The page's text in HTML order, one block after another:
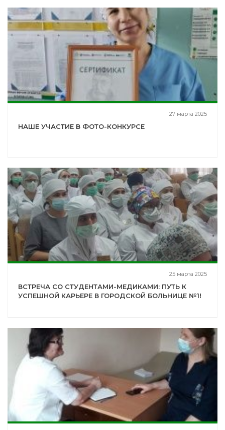
27 марта 2025
НАШЕ УЧАСТИЕ В ФОТО-КОНКУРСЕ
25 марта 2025
ВСТРЕЧА СО СТУДЕНТАМИ-МЕДИКАМИ: ПУТЬ К
УСПЕШНОЙ КАРЬЕРЕ В ГОРОДСКОЙ БОЛЬНИЦЕ №1!